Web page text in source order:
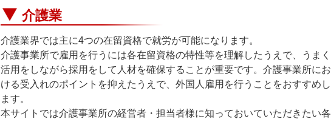
介護業
介護業界では主に4つの在留資格で就労が可能になります。
介護事業所で雇用を行うには各在留資格の特性等を理解したうえで、うまく
活用をしながら採用をして人材を確保することが重要です。介護事業所にお
ける受入れのポイントを抑えたうえで、外国人雇用を行うことをおすすめし
ます。
本サイトでは介護事業所の経営者・担当者様に知っておいていただきたい各